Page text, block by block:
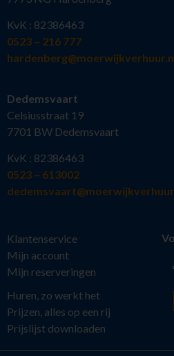
KvK : 82386463
0523 – 216 777
Dedemsvaart
Celsiusstraat 19
7701 BW Dedemsvaart
KvK : 82386463
0523 – 613002
Klantenservice
Mijn account
Mijn reserveringen
Huren, zo werkt het
Prijzen, alles op een rij
Prijslijst downloaden